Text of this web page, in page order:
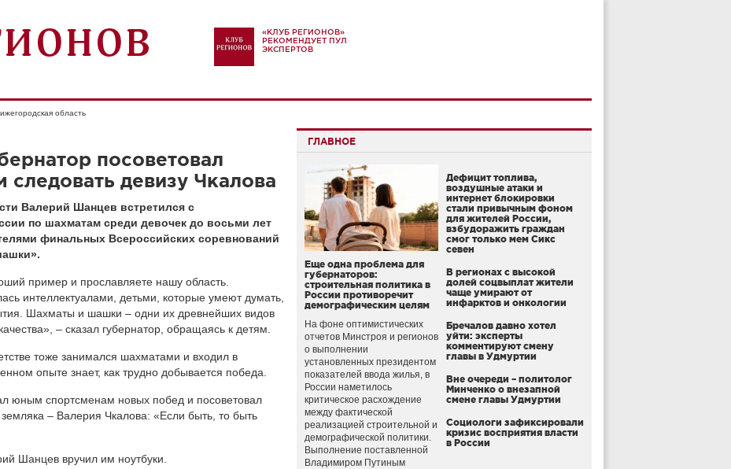
«КЛУБ РЕГИОНОВ»
РЕКОМЕНДУЕТ ПУЛ
ЭКСПЕРТОВ
область
посоветовал
девизу Чкалова
Валерий Шанцев встретился с
по шахматам среди девочек до восьми лет
финальных Всероссийских соревнований
пример и прославляете нашу область.
интеллектуалами, детьми, которые умеют думать,
Шахматы и шашки – одни их древнейших видов
– сказал губернатор, обращаясь к детям.
тоже занимался шахматами и входил в
опыте знает, как трудно добывается победа.
юным спортсменам новых побед и посоветовал
земляка – Валерия Чкалова: «Если быть, то быть
Шанцев вручил им ноутбуки.
ГЛАВНОЕ
Еще одна проблема для
губернаторов:
строительная политика в
России противоречит
демографическим целям
На фоне оптимистических
отчетов Минстроя и регионов
о выполнении
установленных президентом
показателей ввода жилья, в
России наметилось
критическое расхождение
между фактической
реализацией строительной и
демографической политики.
Выполнение поставленной
Владимиром Путиным
Дефицит топлива,
воздушные атаки и
интернет блокировки
стали привычным фоном
для жителей России,
взбудоражить граждан
смог только мем Сикс
севен
В регионах с высокой
долей соцвыплат жители
чаще умирают от
инфарктов и онкологии
Бречалов давно хотел
уйти: эксперты
комментируют смену
главы в Удмуртии
Вне очереди – политолог
Минченко о внезапной
смене главы Удмуртии
Социологи зафиксировали
кризис восприятия власти
в России